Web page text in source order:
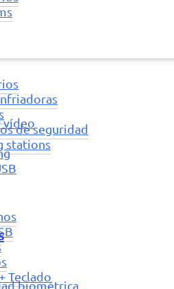
de seguridad
stations
Teclado
vídeo
biométrica